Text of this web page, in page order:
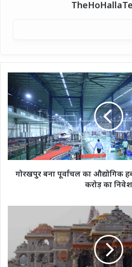
गोरखपुर
बना
पूर्वांचल
का
औद्योगिक
हब
:
आठ
साल
11,618
गोरखपुर बना पूर्वांचल का औद्योगिक
करोड़ का निवेश
पूरा
हो